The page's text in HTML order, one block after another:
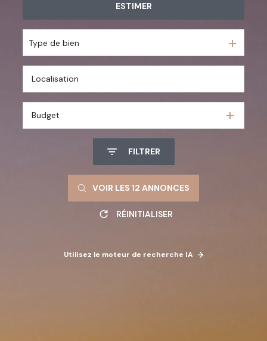
En saisonnier
De l'immo pro
ESTIMER
Type de bien
Budget
FILTRER
VOIR LES 12 ANNONCES
RÉINITIALISER
Utilisez le moteur de recherche IA